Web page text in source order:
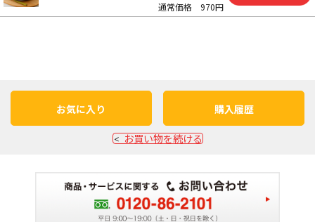
通常価格 970円
お気に入り 購入履歴